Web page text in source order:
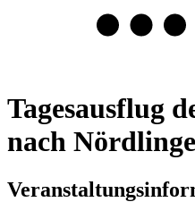
Tagesausflug
nach